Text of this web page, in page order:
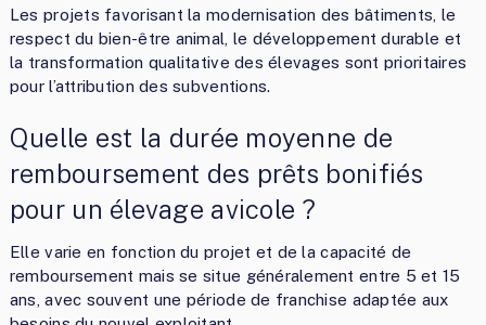
Les projets favorisant la modernisation des bâtiments, le
respect du bien-être animal, le développement durable et
la transformation qualitative des élevages sont prioritaires
pour l’attribution des subventions.
Quelle est la durée moyenne de
remboursement des prêts bonifiés
pour un élevage avicole ?
Elle varie en fonction du projet et de la capacité de
remboursement mais se situe généralement entre 5 et 15
ans, avec souvent une période de franchise adaptée aux